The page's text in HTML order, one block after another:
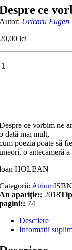
Despre ce
Autor: Uricaru Eugen
20,00lei
Despre ce vorbim ne
o dată mai mult,
cum poezia poate să
uneori, o antecameră a
loan HOLBAN
Categorii: Atrium
An apariţie:: 2018
pagini:: 74
Descriere
Informații